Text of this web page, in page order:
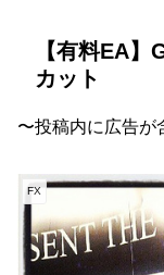
【有料EA
カット
〜投稿内に広告が
FX